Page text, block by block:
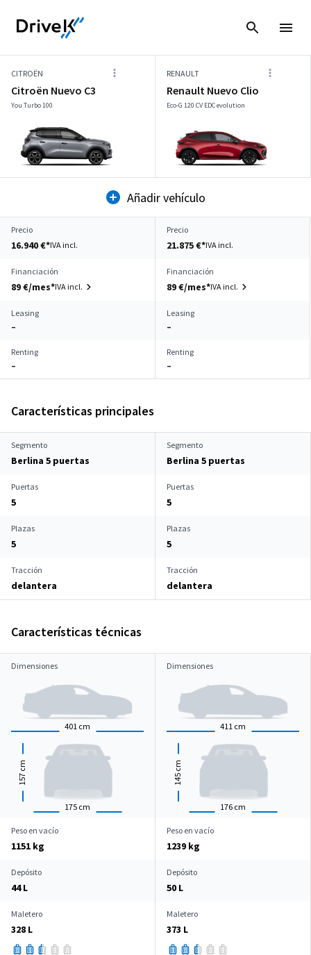
CITROËN
Citroën Nuevo C3
You Turbo 100
RENAULT
Renault Nuevo Clio
Eco-G 120 CV EDC evolution
Añadir vehículo
Precio
16.940 €*IVA incl.
Precio
21.875 €*IVA incl.
Financiación
89 €/mes*IVA incl.
Financiación
89 €/mes*IVA incl.
Leasing
–
Leasing
–
Renting
–
Renting
–
Características principales
Segmento
Berlina 5 puertas
Segmento
Berlina 5 puertas
Puertas
5
Puertas
5
Plazas
5
Plazas
5
Tracción
delantera
Tracción
delantera
Características técnicas
Dimensiones
401 cm
175 cm
157
cm
Dimensiones
411 cm
176 cm
145
cm
Peso en vacío
1151 kg
Peso en vacío
1239 kg
Depósito
44 L
Depósito
50 L
Maletero
328 L
Maletero
373 L